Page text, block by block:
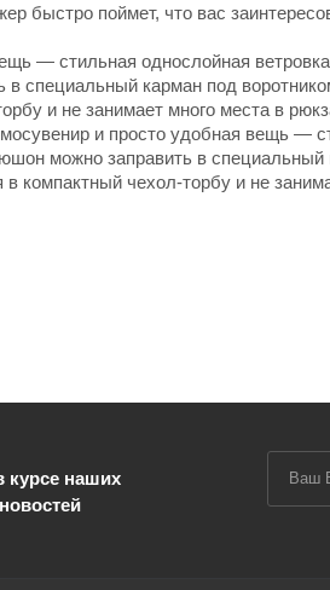
быстро поймет, что вас
— стильная однослойная
специальный карман под
и не занимает много места в
и просто удобная вещь —
можно заправить в
компактный чехол-торбу и не
курсе наших